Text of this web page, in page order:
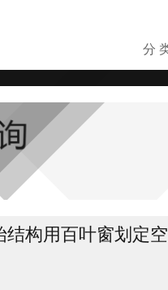
分
结构用百叶窗划定